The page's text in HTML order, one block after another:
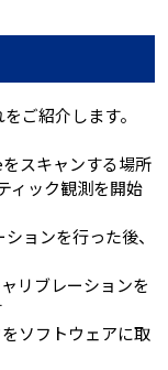
ご紹介します。
スキャンする場所
ィック観測を開始
ョンを行った後、
リブレーションを
ソフトウェアに取